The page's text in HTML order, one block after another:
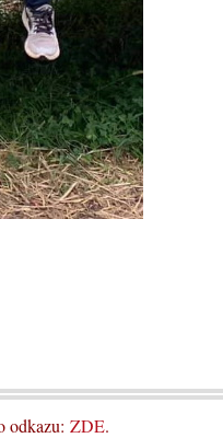
odkazu: ZDE.